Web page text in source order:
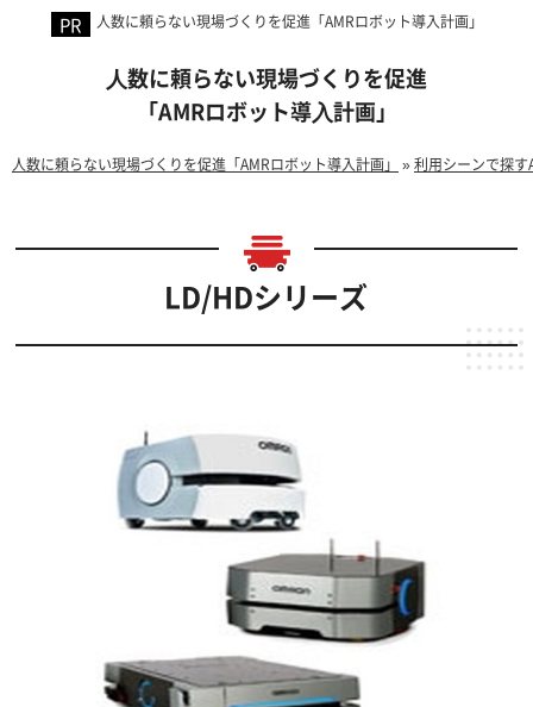
人数に頼らない現場づくりを促進「AMRロボット導入計画」
⼈数に頼らない現場づくりを促進
「AMRロボット導⼊計画」
人数に頼らない現場づくりを促進「AMRロボット導入計画」 »利用シーンで探
LD/HDシリーズ